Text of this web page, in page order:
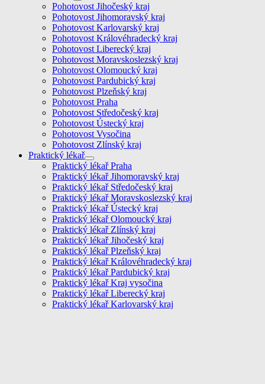
Pohotovost Jihočeský kraj
Pohotovost Jihomoravský kraj
Pohotovost Karlovarský kraj
Pohotovost Královéhradecký kraj
Pohotovost Liberecký kraj
Pohotovost Moravskoslezský kraj
Pohotovost Olomoucký kraj
Pohotovost Pardubický kraj
Pohotovost Plzeňský kraj
Pohotovost Praha
Pohotovost Středočeský kraj
Pohotovost Ústecký kraj
Pohotovost Vysočina
Pohotovost Zlínský kraj
Praktický lékař
Praktický lékař Praha
Praktický lékař Jihomoravský kraj
Praktický lékař Středočeský kraj
Praktický lékař Moravskoslezský kraj
Praktický lékař Ústecký kraj
Praktický lékař Olomoucký kraj
Praktický lékař Zlínský kraj
Praktický lékař Jihočeský kraj
Praktický lékař Plzeňský kraj
Praktický lékař Královéhradecký kraj
Praktický lékař Pardubický kraj
Praktický lékař Kraj vysočina
Praktický lékař Liberecký kraj
Praktický lékař Karlovarský kraj